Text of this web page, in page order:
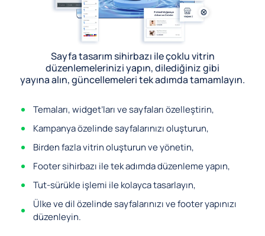
Sayfa tasarım sihirbazı ile çoklu vitrin
düzenlemelerinizi yapın, dilediğiniz gibi
yayına alın, güncellemeleri tek adımda tamamlayın.
Temaları, widget’ları ve sayfaları özelleştirin,
Kampanya özelinde sayfalarınızı oluşturun,
Birden fazla vitrin oluşturun ve yönetin,
Footer sihirbazı ile tek adımda düzenleme yapın,
Tut-sürükle işlemi ile kolayca tasarlayın,
Ülke ve dil özelinde sayfalarınızı ve footer yapınızı
düzenleyin.